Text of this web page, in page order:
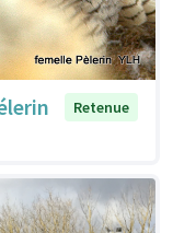
Retenue